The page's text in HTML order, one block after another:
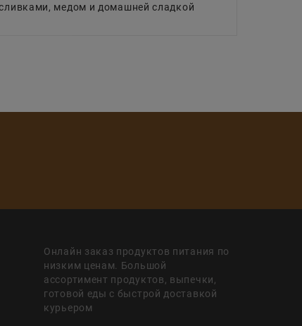
медом и домашней сладкой
Онлайн заказ продуктов питания по
низким ценам. Большой
ассортимент продуктов, выпечки,
готовой еды с быстрой доставкой
курьером